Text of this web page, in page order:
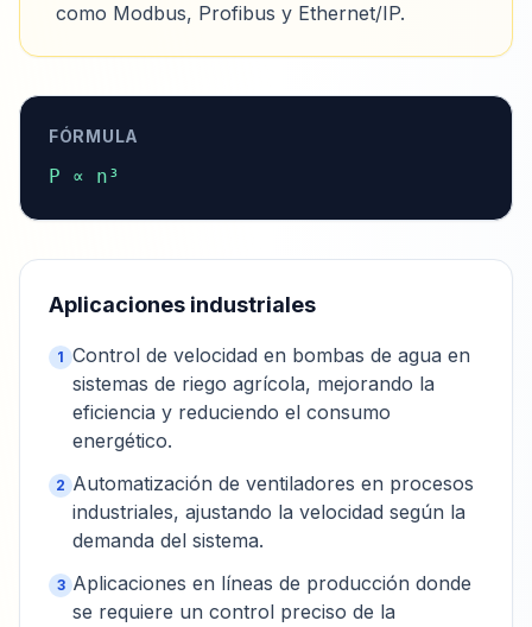
como Modbus, Profibus y Ethernet/IP.
FÓRMULA
P ∝ n³
Aplicaciones industriales
1 Control de velocidad en bombas de agua en
sistemas de riego agrícola, mejorando la
eficiencia y reduciendo el consumo
energético.
2 Automatización de ventiladores en procesos
industriales, ajustando la velocidad según la
demanda del sistema.
3 Aplicaciones en líneas de producción donde
se requiere un control preciso de la